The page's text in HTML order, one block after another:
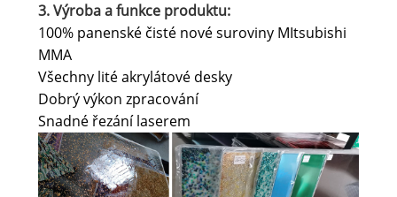
3. Výroba a funkce produktu:
100% panenské čisté nové suroviny MItsubishi
MMA
Všechny lité akrylátové desky
Dobrý výkon zpracování
Snadné řezání laserem